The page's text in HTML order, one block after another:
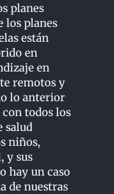
planes
los planes
están
en
en
remotos y
lo anterior
todos los
salud
niños,
y sus
hay un caso
de nuestras